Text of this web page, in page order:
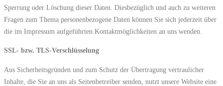
Sperrung oder Löschung dieser Daten. Diesbezüglich und auch zu weiteren
Fragen zum Thema personenbezogene Daten können Sie sich jederzeit über
die im Impressum aufgeführten Kontaktmöglichkeiten an uns wenden.
SSL- bzw. TLS-Verschlüsselung
Aus Sicherheitsgründen und zum Schutz der Übertragung vertraulicher
Inhalte, die Sie an uns als Seitenbetreiber senden, nutzt unsere Website eine